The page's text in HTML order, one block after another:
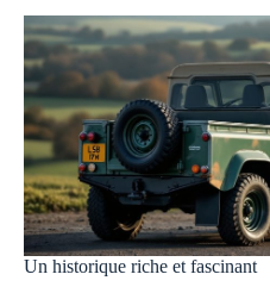
Un historique riche et fascinant